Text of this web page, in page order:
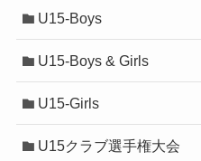
U15-Boys
U15-Boys & Girls
U15-Girls
U15クラブ選手権大会